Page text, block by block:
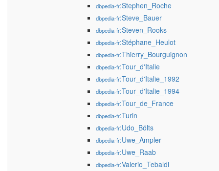
dbpedia-fr:Stephen_Roche
dbpedia-fr:Steve_Bauer
dbpedia-fr:Steven_Rooks
dbpedia-fr:Stéphane_Heulot
dbpedia-fr:Thierry_Bourguignon
dbpedia-fr:Tour_d'Italie
dbpedia-fr:Tour_d'Italie_1992
dbpedia-fr:Tour_d'Italie_1994
dbpedia-fr:Tour_de_France
dbpedia-fr:Turin
dbpedia-fr:Udo_Bölts
dbpedia-fr:Uwe_Ampler
dbpedia-fr:Uwe_Raab
dbpedia-fr:Valerio_Tebaldi